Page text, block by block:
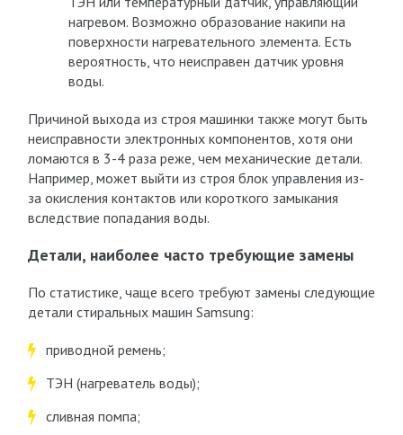
нагревом. Возможно образование накипи на
поверхности нагревательного элемента. Есть
вероятность, что неисправен датчик уровня
воды.
Причиной выхода из строя машинки также могут быть
неисправности электронных компонентов, хотя они
ломаются в 3-4 раза реже, чем механические детали.
Например, может выйти из строя блок управления из-
за окисления контактов или короткого замыкания
вследствие попадания воды.
Детали, наиболее часто требующие замены
По статистике, чаще всего требуют замены следующие
детали стиральных машин Samsung:
приводной ремень;
ТЭН (нагреватель воды);
сливная помпа;